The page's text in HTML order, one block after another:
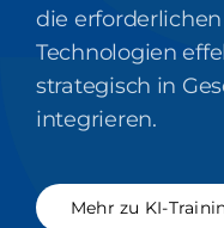
die
Technologien
strategisch in
integrieren.
Mehr zu KI-